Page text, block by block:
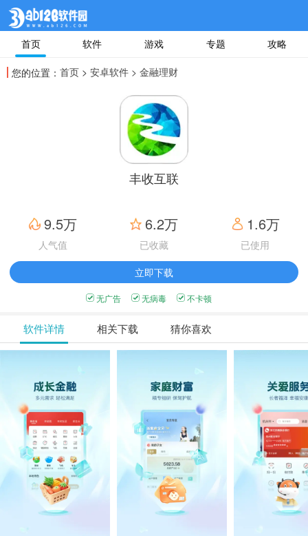
首页 软件 游戏 专题 攻略
您的位置： 首页 > 安卓软件 > 金融理财
丰收互联
9.5万
人气值
6.2万
已收藏
1.6万
已使用
立即下载
无广告 无病毒 不卡顿
软件详情 相关下载 猜你喜欢